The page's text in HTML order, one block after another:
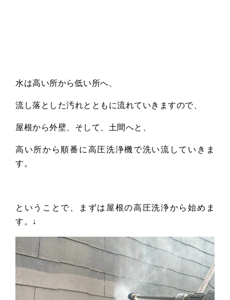
水は高い所から低い所へ、
流し落とした汚れとともに流れていきますので、
屋根から外壁、そして、土間へと、
高い所から順番に高圧洗浄機で洗い流していきま
す。
ということで、まずは屋根の高圧洗浄から始めま
す。↓